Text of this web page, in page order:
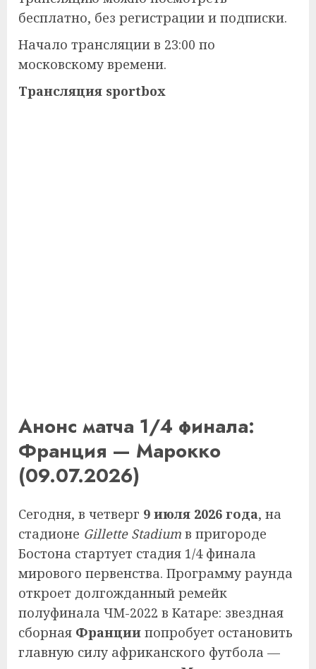
бесплатно, без регистрации и подписки.
Начало трансляции в 23:00 по
московскому времени.
Трансляция sportbox
Анонс матча 1/4 финала:
Франция — Марокко
(09.07.2026)
Сегодня, в четверг 9 июля 2026 года, на
стадионе Gillette Stadium в пригороде
Бостона стартует стадия 1/4 финала
мирового первенства. Программу раунда
откроет долгожданный ремейк
полуфинала ЧМ-2022 в Катаре: звездная
сборная Франции попробует остановить
главную силу африканского футбола —